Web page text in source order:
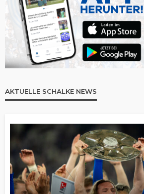
AKTUELLE SCHALKE NEWS